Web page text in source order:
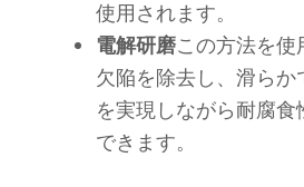
使用されます。
電解研磨この方法を
欠陥を除去し、滑らか
を実現しながら耐腐
できます。